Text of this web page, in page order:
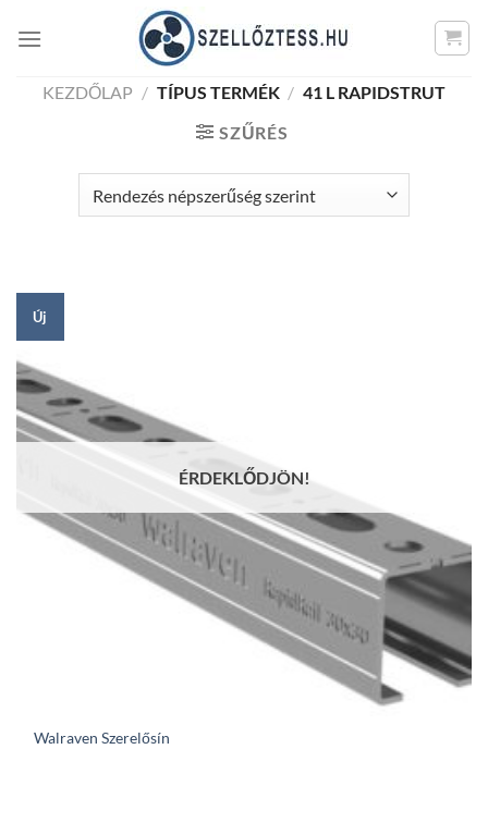
KEZDŐLAP / TÍPUS TERMÉK / 41 L RAPIDSTRUT
SZŰRÉS
Új
ÉRDEKLŐDJÖN!
Walraven Szerelősín